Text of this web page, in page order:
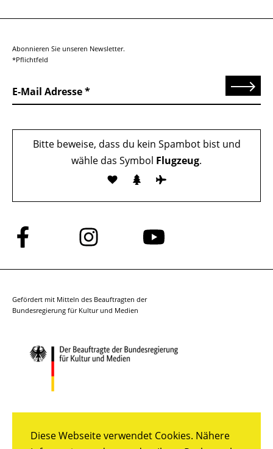
Diese Webseite verwendet Cookies. Nähere
Abonnieren Sie unseren Newsletter.
*Pflichtfeld
E-Mail Adresse Senden
Bitte beweise, dass du kein Spambot bist und
wähle das Symbol Flugzeug.
Folge
uns
auf
Folge
uns
auf
Folge
auf
Gefördert mit Mitteln des Beauftragten der
Bundesregierung für Kultur und Medien